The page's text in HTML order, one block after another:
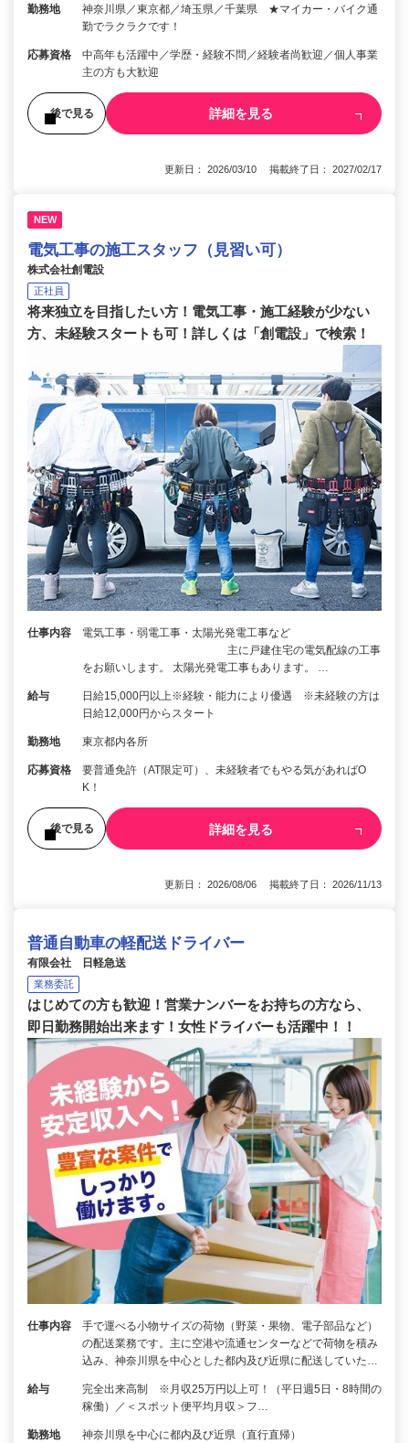
勤務地
神奈川県／東京都／埼玉県／千葉県 ★マイカー・バイク通
勤でラクラクです！
応募資格
中高年も活躍中／学歴・経験不問／経験者尚歓迎／個人事業
主の方も大歓迎
後で見る 詳細を見る
更新日： 2026/03/10 掲載終了日： 2027/02/17
NEW
電気工事の施工スタッフ（見習い可）
株式会社創電設
正社員
将来独立を目指したい方！電気工事・施工経験が少ない
方、未経験スタートも可！詳しくは「創電設」で検索！
仕事内容
電気工事・弱電工事・太陽光発電工事など
主に戸建住宅の電気配線の工事
をお願いします。 太陽光発電工事もあります。 …
給与
日給15,000円以上※経験・能力により優遇 ※未経験の方は
日給12,000円からスタート
勤務地 東京都内各所
応募資格
要普通免許（AT限定可）、未経験者でもやる気があればO
K！
後で見る 詳細を見る
更新日： 2026/08/06 掲載終了日： 2026/11/13
普通自動車の軽配送ドライバー
有限会社 日軽急送
業務委託
はじめての方も歓迎！営業ナンバーをお持ちの方なら、
即日勤務開始出来ます！女性ドライバーも活躍中！！
仕事内容
手で運べる小物サイズの荷物（野菜・果物、電子部品など）
の配送業務です。主に空港や流通センターなどで荷物を積み
込み、神奈川県を中心とした都内及び近県に配送していた…
給与
完全出来高制 ※月収25万円以上可！（平日週5日・8時間の
稼働）／＜スポット便平均月収＞フ…
勤務地 神奈川県を中心に都内及び近県（直行直帰）